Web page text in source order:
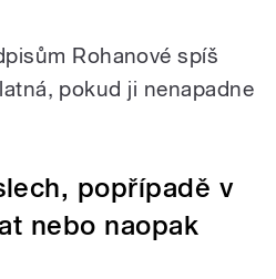
Rohanové spíš
pokud ji nenapadne
popřípadě v
nebo naopak